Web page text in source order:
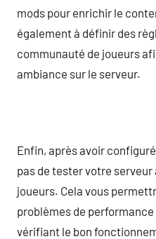
mods pour enrichir le
également à définir des
communauté de joueurs
ambiance sur le serveur.
Enfin, après avoir
pas de tester votre serveur
joueurs. Cela vous
problèmes de
vérifiant le bon